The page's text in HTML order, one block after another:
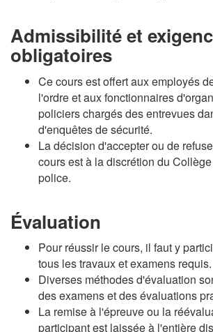
Admissibilité et
obligatoires
Ce cours est offert aux employés
l'ordre et aux fonctionnaires
policiers chargés des entrevues
d'enquêtes de sécurité.
La décision d'accepter ou de
cours est à la discrétion du
police.
Évaluation
Pour réussir le cours, il faut y
tous les travaux et examens requis.
Diverses méthodes d'évaluation
des examens et des évaluations
La remise à l'épreuve ou la
participant est laissée à l'entière